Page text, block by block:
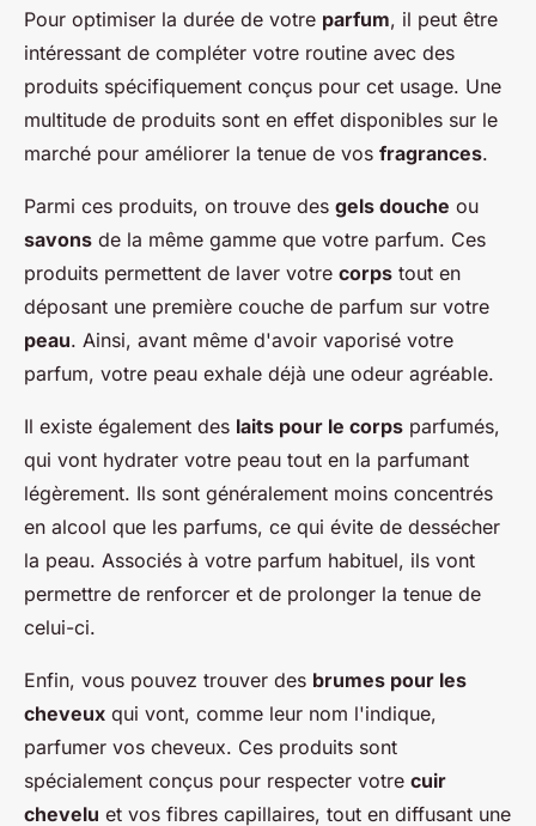
Pour optimiser la durée de votre parfum, il peut être
intéressant de compléter votre routine avec des
produits spécifiquement conçus pour cet usage. Une
multitude de produits sont en effet disponibles sur le
marché pour améliorer la tenue de vos fragrances.
Parmi ces produits, on trouve des gels douche ou
savons de la même gamme que votre parfum. Ces
produits permettent de laver votre corps tout en
déposant une première couche de parfum sur votre
peau. Ainsi, avant même d'avoir vaporisé votre
parfum, votre peau exhale déjà une odeur agréable.
Il existe également des laits pour le corps parfumés,
qui vont hydrater votre peau tout en la parfumant
légèrement. Ils sont généralement moins concentrés
en alcool que les parfums, ce qui évite de dessécher
la peau. Associés à votre parfum habituel, ils vont
permettre de renforcer et de prolonger la tenue de
celui-ci.
Enfin, vous pouvez trouver des brumes pour les
cheveux qui vont, comme leur nom l'indique,
parfumer vos cheveux. Ces produits sont
spécialement conçus pour respecter votre cuir
chevelu et vos fibres capillaires, tout en diffusant une